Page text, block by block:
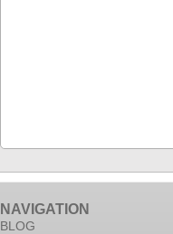
NAVIGATION
BLOG